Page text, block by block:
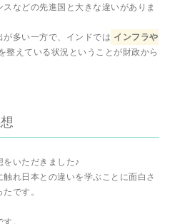
などの先進国と大きな違いがありま
多い一方で、インドでは インフラや
整えている状況ということが財政から
いただきました♪
れ日本との違いを学ぶことに面白さ
です。